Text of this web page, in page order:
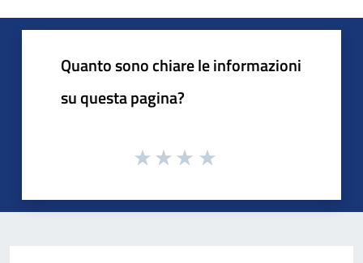
Quanto sono chiare le informazioni
su questa pagina?